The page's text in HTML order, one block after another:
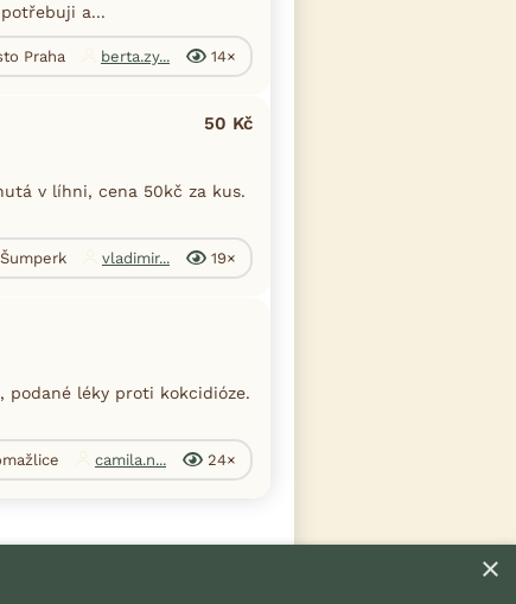
a...
Praha berta.zy... 14×
50 Kč
v líhni, cena 50kč za kus.
vladimir... 19×
podané léky proti kokcidióze.
camila.n... 24×
×